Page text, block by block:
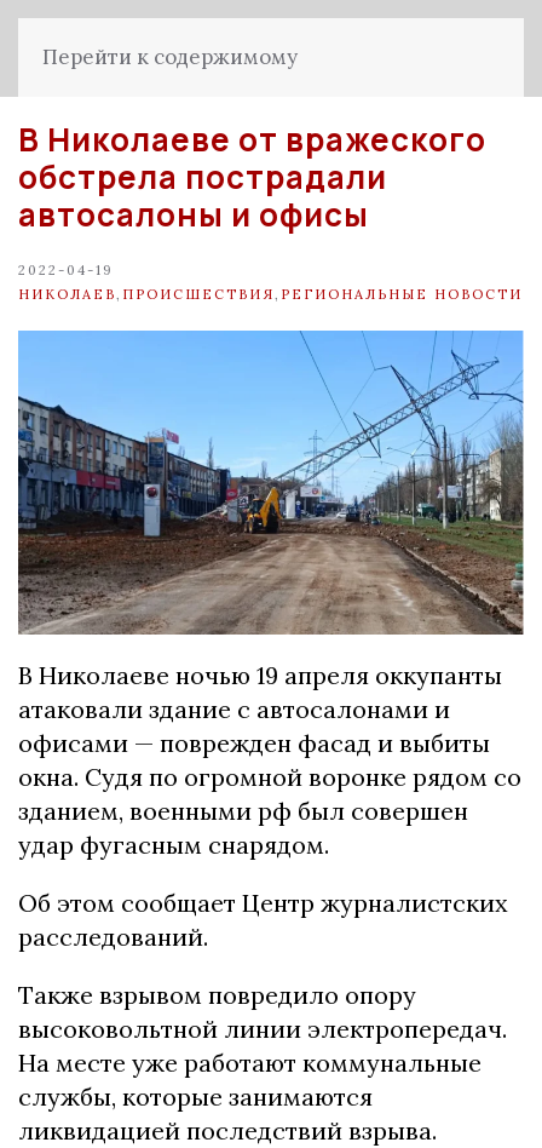
Перейти к содержимому
В Николаеве от вражеского
обстрела пострадали
автосалоны и офисы
2022-04-19
НИКОЛАЕВ ПРОИСШЕСТВИЯ РЕГИОНАЛЬНЫЕ НОВОСТИ
В Николаеве ночью 19 апреля оккупанты
атаковали здание с автосалонами и
офисами — поврежден фасад и выбиты
окна. Судя по огромной воронке рядом со
зданием, военными рф был совершен
удар фугасным снарядом.
Об этом сообщает Центр журналистских
расследований.
Также взрывом повредило опору
высоковольтной линии электропередач.
На месте уже работают коммунальные
службы, которые занимаются
ликвидацией последствий взрыва.